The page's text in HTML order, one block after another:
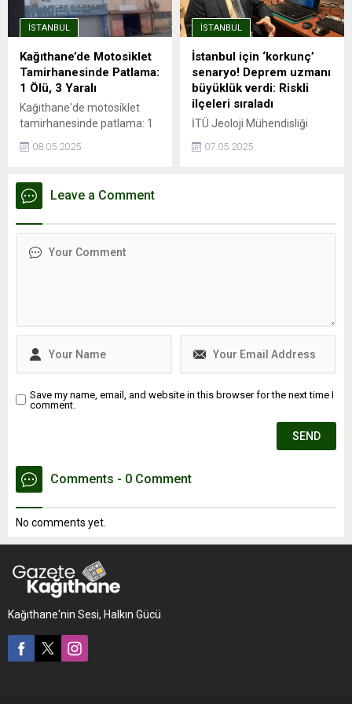
önceki yıla göre %41,49
artarak ortalama 26.490
TL’ye yükseldi. Ancak bu
genel artış trendinin aksine,
Kağıthane kiralık ve satılık
konut değer artışında
İstanbul’un en...
Avrupa Yakası'nda önemli
aktarma istasyonları ile
entegrasyonu olan ve
İstanbul Havalimanı'na ...
İSTANBUL
Kağıthane’de Motosiklet
Tamirhanesinde Patlama:
1 Ölü, 3 Yaralı
Kağıthane'de motosiklet
tamirhanesinde patlama: 1
esnasında depoda mahsur
kaybettiİSTANBUL - İstanbul
Kağıthane'de motosiklet
meydana geldiği iddia edildi.
08.05.2025
İSTANBUL
İstanbul için ‘korkunç’
senaryo! Deprem uzmanı
büyüklük verdi: Riskli
ilçeleri sıraladı
İTÜ Jeoloji Mühendisliği
Yaltırak, İstanbul’da
07.05.2025
Leave a Comment
Save my name, email, and website in this browser for the next time I
comment.
Comments - 0 Comment
No comments yet.
Kağıthane'nin Sesi, Halkın Gücü